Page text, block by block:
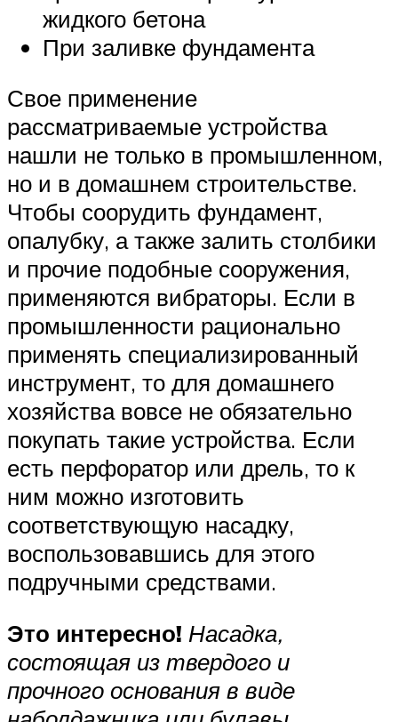
жидкого бетона
При заливке фундамента
Свое применение
рассматриваемые устройства
нашли не только в промышленном,
но и в домашнем строительстве.
Чтобы соорудить фундамент,
опалубку, а также залить столбики
и прочие подобные сооружения,
применяются вибраторы. Если в
промышленности рационально
применять специализированный
инструмент, то для домашнего
хозяйства вовсе не обязательно
покупать такие устройства. Если
есть перфоратор или дрель, то к
ним можно изготовить
соответствующую насадку,
воспользовавшись для этого
подручными средствами.
Это интересно! Насадка,
состоящая из твердого и
прочного основания в виде